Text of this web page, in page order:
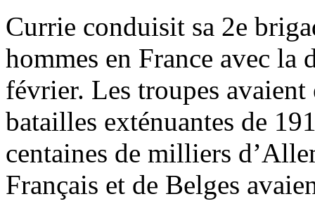
Currie conduisit sa 2e
hommes en France avec
février. Les troupes avaient
batailles exténuantes de
centaines de milliers
Français et de Belges